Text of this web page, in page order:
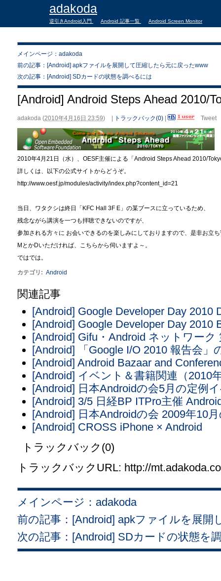
adakoda
逆引きAndroid入門 Android 記事一覧 Android Screen Monitor
メインページ：adakoda
前の記事：[Android] apkファイルを展開して圧縮したら元に戻ったwww
次の記事：[Android] SDカードの状態を調べるには
[Android] Android Steps Ahead 2010/
adakoda (2010年4月16日 23:59) トラックバック(0) Tweet
2010年4月21日（水）、OESF主催による「Android Steps Ahead 2010/
詳しくは、以下の公式サイトからどうぞ。
http://www.oesf.jp/modules/activity/index.php?content_id=21
当日、ワタクシは終日「KFC Hall 3F E」の某ブースに立っているため、
残念ながら講演を一つも拝聴できないのですが、
参加される方々に お会いできるのを楽しみにしておりますので、是非お立
MとかDいただければ、こちらから伺いますよ～。
ではでは。
カテゴリ : Android
関連記事
[Android] Google Developer Day 2010
[Android] Google Developer Day 2010
[Android] Gifu・Android ネットワーク
[Android] 「Google I/O 2010 報告会」
[Android] Android Bazaar and
[Android] イベント＆書籍関連（2010
[Android] 日本Androidの会5月の定例
[Android] 3/5 日経BP ITPro主催
[Android] 日本Androidの会 2009年10
[Android] CROSS iPhone × Android
トラックバック(0)
トラックバックURL: http://
メインページ：adakoda
前の記事：[Android] apkファイルを展開
次の記事：[Android] SDカードの状態を